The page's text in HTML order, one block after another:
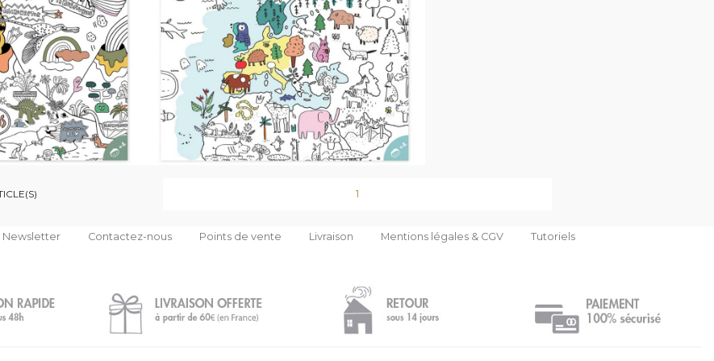

1
Newsletter Contactez-nous Points de vente Livraison Mentions légales & CGV Tutoriels
confidentialité, en garantissant la conformité avec les réglementations. Personnalisez vos préférences pour contrôler la manière